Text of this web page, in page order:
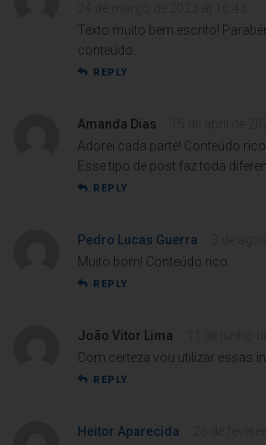
Texto muito bem escrito!
conteúdo.
REPLY
Amanda Dias
Adorei cada parte! Conteúdo
Esse tipo de post faz toda
REPLY
Pedro Lucas Guerra
Muito bom! Conteúdo rico.
REPLY
João Vitor Lima
Com certeza vou utilizar essas
REPLY
Heitor Aparecida